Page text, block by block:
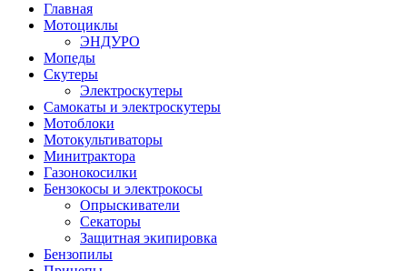
Главная
Мотоциклы
ЭНДУРО
Мопеды
Скутеры
Электроскутеры
Самокаты и электроскутеры
Мотоблоки
Мотокультиваторы
Минитрактора
Газонокосилки
Бензокосы и электрокосы
Опрыскиватели
Секаторы
Защитная экипировка
Бензопилы